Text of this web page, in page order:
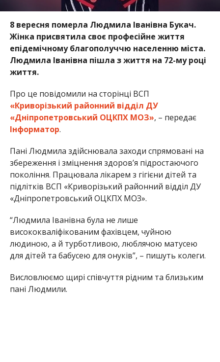
8 вересня померла Людмила Іванівна Букач.
Жінка присвятила своє професійне життя
епідемічному благополуччю населенню міста.
Людмила Іванівна пішла з життя на 72-му році
життя.
Про це повідомили на сторінці ВСП
«Криворізький районний відділ ДУ
«Дніпропетровський ОЦКПХ МОЗ», – передає
Інформатор.
Пані Людмила здійснювала заходи спрямовані на
збереження і зміцнення здоров’я підростаючого
покоління. Працювала лікарем з гігієни дітей та
підлітків ВСП «Криворізький районний відділ ДУ
«Дніпропетровський ОЦКПХ МОЗ».
“Людмила Іванівна була не лише
висококваліфікованим фахівцем, чуйною
людиною, а й турботливою, люблячою матусею
для дітей та бабусею для онуків”, – пишуть колеги.
Висловлюємо щирі співчуття рідним та близьким
пані Людмили.